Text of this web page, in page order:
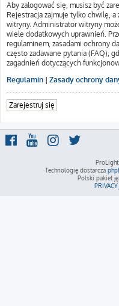
Aby zalogować się, musisz być
Rejestracja zajmuje tylko chwilę, a
witryny. Administrator witryny
wiele dodatkowych uprawnień.
regulaminem, zasadami ochrony
często zadawane pytania (FAQ),
zagadnień dotyczących
Regulamin | Zasady ochrony
Zarejestruj się
Technologię dostarcza
Polski pakiet